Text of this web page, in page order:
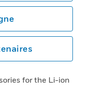
for the Li-ion